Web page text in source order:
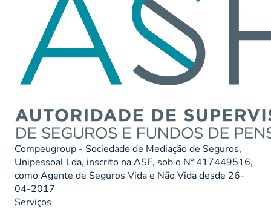
Compeugroup - Sociedade de Mediação de Seguros,
Unipessoal Lda, inscrito na ASF, sob o Nº 417449516,
como Agente de Seguros Vida e Não Vida desde 26-
04-2017
Serviços